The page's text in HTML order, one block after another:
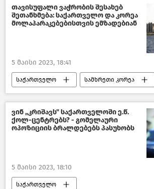
თავისუფალი ვაჭრობის შესახებ
შეთანხმება: საქართველო და კორეა
მოლაპარაკებებისთვის ემზადებიან
5 მაისი 2023, 18:41
საქართველო სამხრეთი კორეა
საქართველოს ეკონომიკა ეკონომიკა
ახალი ამბები
ვინ „კრიშავს" საქართველოში ე.წ.
ქოლ-ცენტრებს? - გომელაური
ოპოზიციის ბრალდებებს პასუხობს
5 მაისი 2023, 18:10
საქართველო